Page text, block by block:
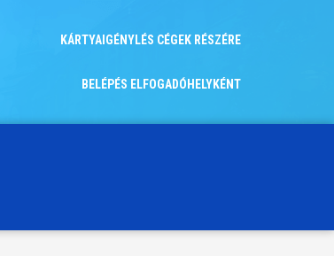
KÁRTYAIGÉNYLÉS CÉGEK RÉSZÉRE
BELÉPÉS ELFOGADÓHELYKÉNT